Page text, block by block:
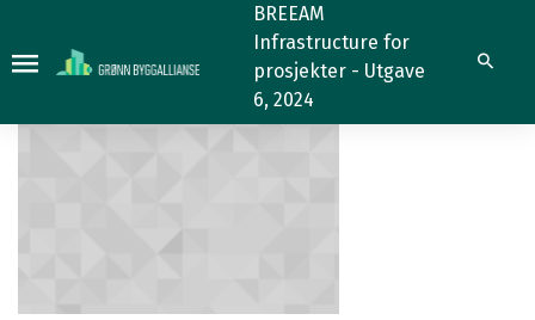
BREEAM
Infrastructure for
prosjekter - Utgave
6, 2024
Søk